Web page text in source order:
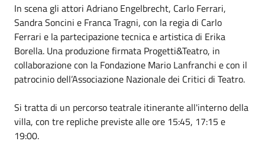
In scena gli attori Adriano Engelbrecht, Carlo Ferrari,
Sandra Soncini e Franca Tragni, con la regia di Carlo
Ferrari e la partecipazione tecnica e artistica di Erika
Borella. Una produzione firmata Progetti&Teatro, in
collaborazione con la Fondazione Mario Lanfranchi e con il
patrocinio dell’Associazione Nazionale dei Critici di Teatro.
Si tratta di un percorso teatrale itinerante all'interno della
villa, con tre repliche previste alle ore 15:45, 17:15 e
19:00.